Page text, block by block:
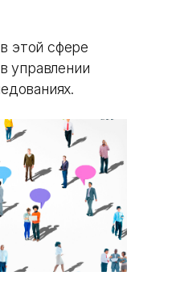
этой сфере
управлении